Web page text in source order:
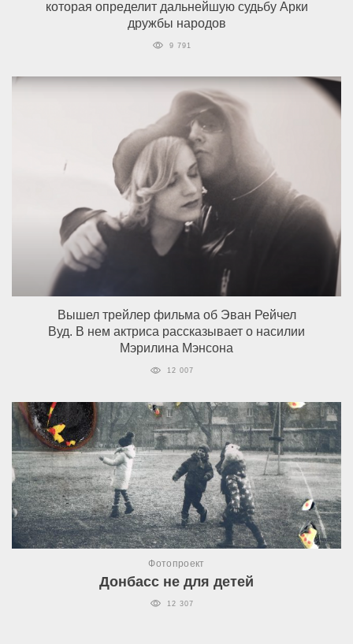
которая определит дальнейшую судьбу Арки
дружбы народов
9 791
Вышел трейлер фильма об Эван Рейчел
Вуд. В нем актриса рассказывает о насилии
Мэрилина Мэнсона
12 007
Фотопроект
Донбасс не для детей
12 307